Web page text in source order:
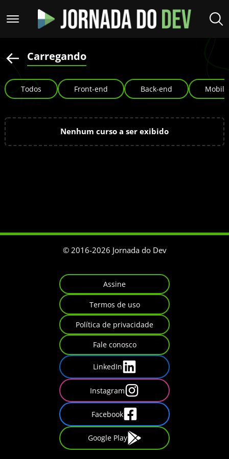
Carregando
Todos Front-end Back-end
Nenhum curso a ser exibido
© 2016-2026 Jornada do Dev
Assine
Termos de uso
Política de privacidade
Fale conosco
LinkedIn
Instagram
Facebook
Google Play